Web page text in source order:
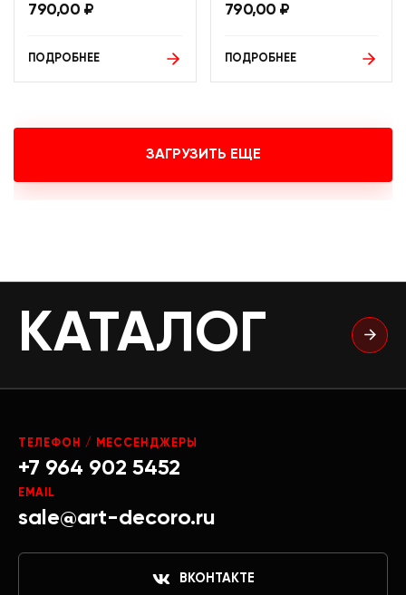
790,00 ₽
ПОДРОБНЕЕ
790,00 ₽
ПОДРОБНЕЕ
ЗАГРУЗИТЬ ЕЩЕ
КАТАЛОГ
ТЕЛЕФОН / МЕССЕНДЖЕРЫ
+7 964 902 5452
EMAIL
sale@art-decoro.ru
ВКОНТАКТЕ